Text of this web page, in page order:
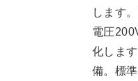
します
電圧
化しま
備。標